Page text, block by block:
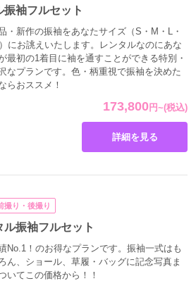
袖フルセット
173,800円~(税込)
・新作の振袖をあなたサイズ（S・M・L・
にお誂えいたします。レンタルなのにあな
最初の1着目に袖を通すことができる特別・
なプランです。色・柄重視で振袖を決めた
らおススメ！
詳細を見る
撮り・後撮り
振袖フルセット
No.1！のお得なプランです。振袖一式はも
ん、ショール、草履・バッグに記念写真ま
いてこの価格から！！